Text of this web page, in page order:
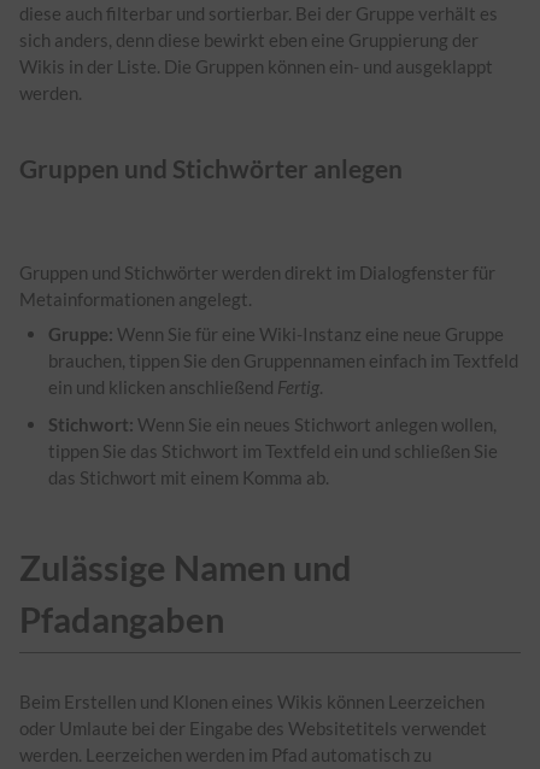
diese auch filterbar und sortierbar. Bei der Gruppe verhält es
sich anders, denn diese bewirkt eben eine Gruppierung der
Wikis in der Liste. Die Gruppen können ein- und ausgeklappt
werden.
Gruppen und Stichwörter anlegen
Gruppen und Stichwörter werden direkt im Dialogfenster für
Metainformationen angelegt.
Gruppe: Wenn Sie für eine Wiki-Instanz eine neue Gruppe
brauchen, tippen Sie den Gruppennamen einfach im Textfeld
ein und klicken anschließend Fertig.
Stichwort: Wenn Sie ein neues Stichwort anlegen wollen,
tippen Sie das Stichwort im Textfeld ein und schließen Sie
das Stichwort mit einem Komma ab.
Zulässige Namen und
Pfadangaben
Beim Erstellen und Klonen eines Wikis können Leerzeichen
oder Umlaute bei der Eingabe des Websitetitels verwendet
werden. Leerzeichen werden im Pfad automatisch zu